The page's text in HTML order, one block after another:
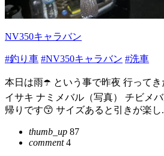
NV350キャラバン
#釣り車 #NV350キャラバン #洗車
本日は雨☂️ という事で昨夜 行って
イサキ ナミメバル（写真） チビメ
帰りです😙 サイズあると引きが楽し
thumb_up 87
comment4